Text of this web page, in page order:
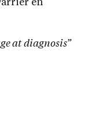
en
at diagnosis”